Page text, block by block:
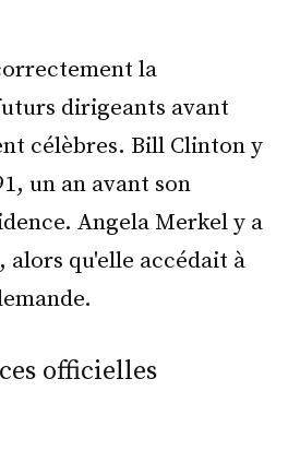
la
dirigeants avant
célèbres. Bill Clinton y
un an avant son
Angela Merkel y a
alors qu'elle accédait à
officielles